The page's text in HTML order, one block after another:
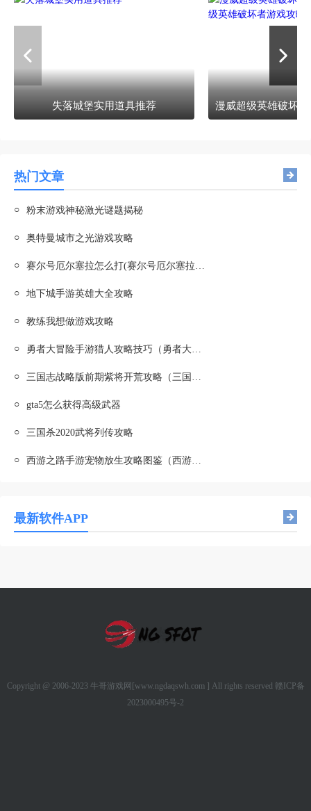
失落城堡实用道具推荐
热门文章
○ 粉末游戏神秘激光谜题揭秘
○ 奥特曼城市之光游戏攻略
○ 赛尔号厄尔塞拉怎么打(赛尔号厄尔塞拉打法)
○ 地下城手游英雄大全攻略
○ 教练我想做游戏攻略
○ 勇者大冒险手游猎人攻略技巧（勇者大冒险手游猎人攻略技巧视频）
○ 三国志战略版前期紫将开荒攻略（三国志战略版开荒紫将推荐 开荒选什么紫将）
○ gta5怎么获得高级武器
○ 三国杀2020武将列传攻略
○ 西游之路手游宠物放生攻略图鉴（西游之路手游宠物放生攻略图鉴最新）
最新软件APP
Copyright @ 2006-2023 牛哥游戏网[www.ngdaqswh.com ] All rights reserved 赣ICP备
2023000495号-2